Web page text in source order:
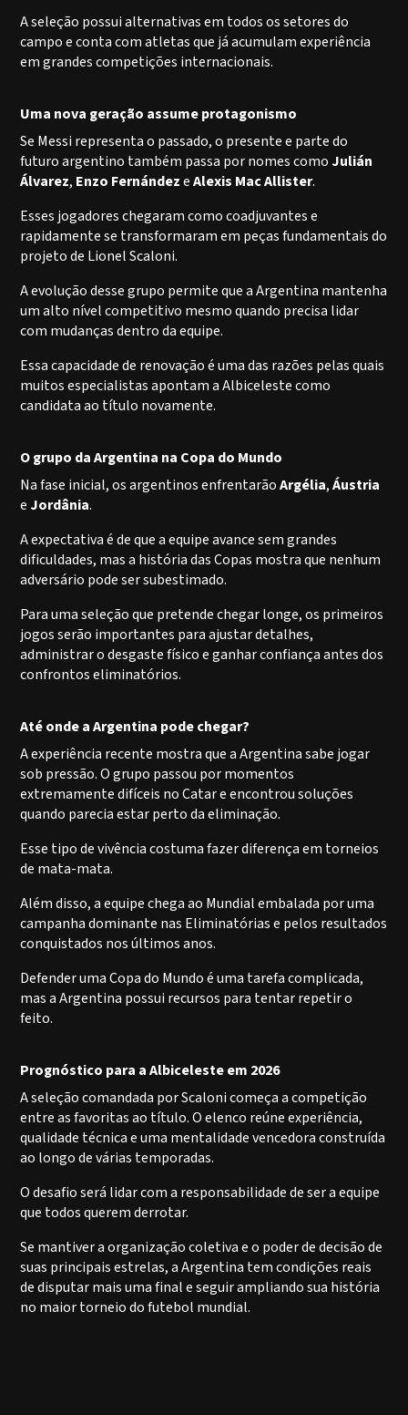
A seleção possui alternativas em todos os setores do
campo e conta com atletas que já acumulam experiência
em grandes competições internacionais.
Uma nova geração assume protagonismo
Se Messi representa o passado, o presente e parte do
futuro argentino também passa por nomes como Julián
Álvarez, Enzo FernándezeAlexis Mac Allister.
Esses jogadores chegaram como coadjuvantes e
rapidamente se transformaram em peças fundamentais do
projeto de Lionel Scaloni.
A evolução desse grupo permite que a Argentina mantenha
um alto nível competitivo mesmo quando precisa lidar
com mudanças dentro da equipe.
Essa capacidade de renovação é uma das razões pelas quais
muitos especialistas apontam a Albiceleste como
candidata ao título novamente.
O grupo da Argentina na Copa do Mundo
Na fase inicial, os argentinos enfrentarãoArgélia,Áustria
e Jordânia.
A expectativa é de que a equipe avance sem grandes
dificuldades, mas a história das Copas mostra que nenhum
adversário pode ser subestimado.
Para uma seleção que pretende chegar longe, os primeiros
jogos serão importantes para ajustar detalhes,
administrar o desgaste físico e ganhar confiança antes dos
confrontos eliminatórios.
Até onde a Argentina pode chegar?
A experiência recente mostra que a Argentina sabe jogar
sob pressão. O grupo passou por momentos
extremamente difíceis no Catar e encontrou soluções
quando parecia estar perto da eliminação.
Esse tipo de vivência costuma fazer diferença em torneios
de mata-mata.
Além disso, a equipe chega ao Mundial embalada por uma
campanha dominante nas Eliminatórias e pelos resultados
conquistados nos últimos anos.
Defender uma Copa do Mundo é uma tarefa complicada,
mas a Argentina possui recursos para tentar repetir o
feito.
Prognóstico para a Albiceleste em 2026
A seleção comandada por Scaloni começa a competição
entre as favoritas ao título. O elenco reúne experiência,
qualidade técnica e uma mentalidade vencedora construída
ao longo de várias temporadas.
O desafio será lidar com a responsabilidade de ser a equipe
que todos querem derrotar.
Se mantiver a organização coletiva e o poder de decisão de
suas principais estrelas, a Argentina tem condições reais
de disputar mais uma final e seguir ampliando sua história
no maior torneio do futebol mundial.